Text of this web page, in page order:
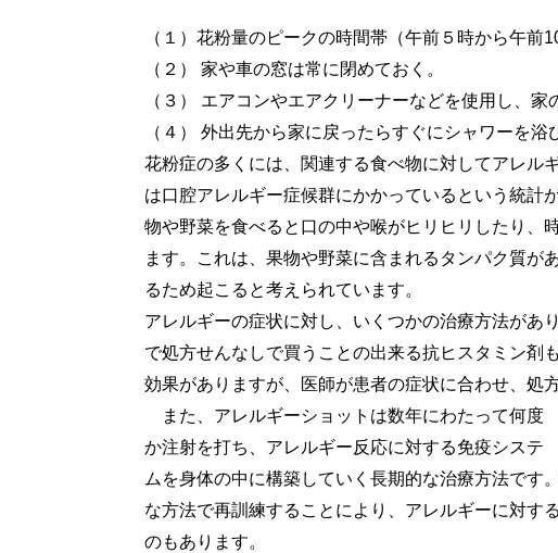
（１）花粉量のピークの時間帯（午前５時から午前
（２） 家や車の窓は常に閉めておく。
（３） エアコンやエアクリーナーなどを使用し、
（４） 外出先から家に戻ったらすぐにシャワーを浴
花粉症の多くには、関連する食べ物に対してアレル
は口腔アレルギー症候群にかかっているという統計
物や野菜を食べると口の中や喉がヒリヒリしたり、
ます。これは、果物や野菜に含まれるタンパク質が
るため起こると考えられています。
アレルギーの症状に対し、いくつかの治療方法があ
で処方せんなしで買うことの出来る抗ヒスタミン剤
効果がありますが、医師が患者の症状に合わせ、処
また、アレルギーショットは数年にわたって何度
か注射を打ち、アレルギー反応に対する免疫システ
ムを身体の中に構築していく長期的な治療方法です
な方法で再訓練することにより、アレルギーに対す
のもあります。